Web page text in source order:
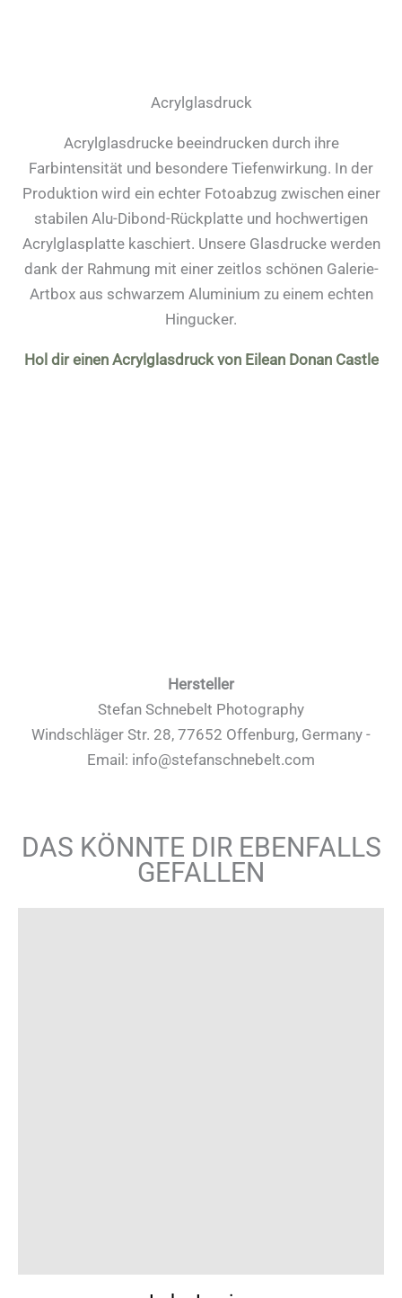
Acrylglasdruck
Acrylglasdrucke beeindrucken durch ihre
Farbintensität und besondere Tiefenwirkung. In der
Produktion wird ein echter Fotoabzug zwischen einer
stabilen Alu-Dibond-Rückplatte und hochwertigen
Acrylglasplatte kaschiert. Unsere Glasdrucke werden
dank der Rahmung mit einer zeitlos schönen Galerie-
Artbox aus schwarzem Aluminium zu einem echten
Hingucker.
Hol dir einen Acrylglasdruck von Eilean Donan Castle
Hersteller
Stefan Schnebelt Photography
Windschläger Str. 28, 77652 Offenburg, Germany -
Email: info@stefanschnebelt.com
DAS KÖNNTE DIR EBENFALLS
GEFALLEN